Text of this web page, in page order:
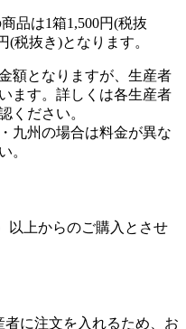
品は1箱1,500円(税抜
(税抜き)となります。
額となりますが、生産者
ます。詳しくは各生産者
ください。
九州の場合は料金が異な
。
上からのご購入とさせ
に注文を入れるため、お